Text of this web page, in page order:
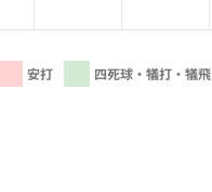
安打 四死球・犠打・犠飛